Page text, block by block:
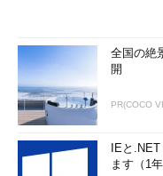
実用的な仕様書の必要性
アジャイル推進派の人た
学を提唱する人たちにた
完全主義的な仕様書は、
味になった」と言えるで
全国の絶
開
PR(COCO
IEと
ます（1